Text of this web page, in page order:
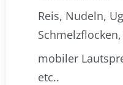
Reis, Nudeln,
mobiler
etc..